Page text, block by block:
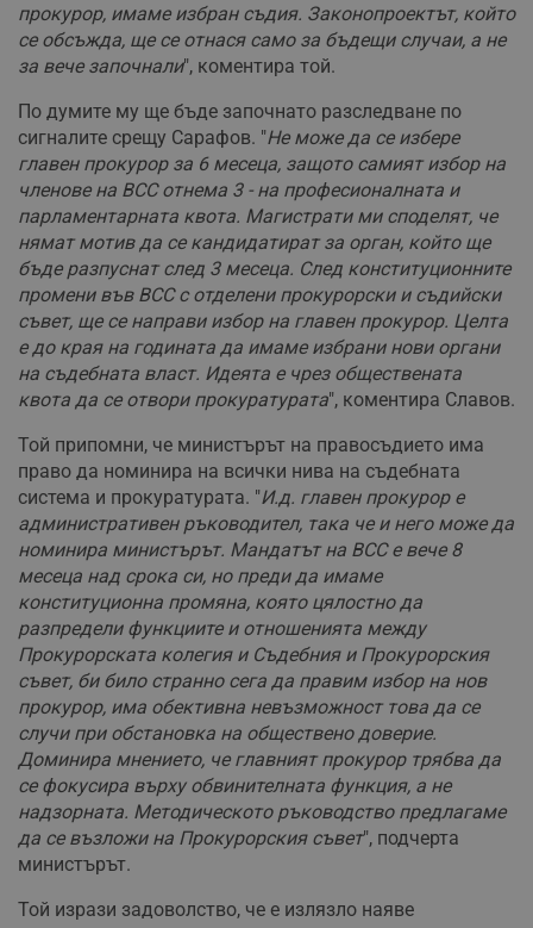
прокурор, имаме избран съдия. Законопроектът, който
се обсъжда, ще се отнася само за бъдещи случаи, а не
за вече започнали", коментира той.
По думите му ще бъде започнато разследване по
сигналите срещу Сарафов. "Не може да се избере
главен прокурор за 6 месеца, защото самият избор на
членове на ВСС отнема 3 - на професионалната и
парламентарната квота. Магистрати ми споделят, че
нямат мотив да се кандидатират за орган, който ще
бъде разпуснат след 3 месеца. След конституционните
промени във ВСС с отделени прокурорски и съдийски
съвет, ще се направи избор на главен прокурор. Целта
е до края на годината да имаме избрани нови органи
на съдебната власт. Идеята е чрез обществената
квота да се отвори прокуратурата", коментира Славов.
Той припомни, че министърът на правосъдието има
право да номинира на всички нива на съдебната
система и прокуратурата. "И.д. главен прокурор е
административен ръководител, така че и него може да
номинира министърът. Мандатът на ВСС е вече 8
месеца над срока си, но преди да имаме
конституционна промяна, която цялостно да
разпредели функциите и отношенията между
Прокурорската колегия и Съдебния и Прокурорския
съвет, би било странно сега да правим избор на нов
прокурор, има обективна невъзможност това да се
случи при обстановка на обществено доверие.
Доминира мнението, че главният прокурор трябва да
се фокусира върху обвинителната функция, а не
надзорната. Методическото ръководство предлагаме
да се възложи на Прокурорския съвет", подчерта
министърът.
Той изрази задоволство, че е излязло наяве